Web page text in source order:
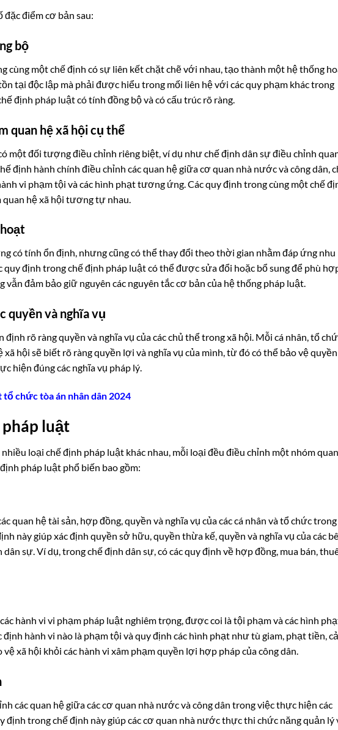
đặc điểm cơ bản sau:
bộ
cùng một chế định có sự liên kết chặt chẽ với nhau, tạo thành một hệ thống
tại độc lập mà phải được hiểu trong mối liên hệ với các quy phạm khác trong
định pháp luật có tính đồng bộ và có cấu trúc rõ ràng.
quan hệ xã hội cụ thể
một đối tượng điều chỉnh riêng biệt, ví dụ như chế định dân sự điều chỉnh
định hành chính điều chỉnh các quan hệ giữa cơ quan nhà nước và công dân,
vi phạm tội và các hình phạt tương ứng. Các quy định trong cùng một chế
hệ xã hội tương tự nhau.
có tính ổn định, nhưng cũng có thể thay đổi theo thời gian nhằm đáp ứng nhu
quy định trong chế định pháp luật có thể được sửa đổi hoặc bổ sung để phù
đảm bảo giữ nguyên các nguyên tắc cơ bản của hệ thống pháp luật.
quyền và nghĩa vụ
rõ ràng quyền và nghĩa vụ của các chủ thể trong xã hội. Mỗi cá nhân, tổ
xã hội sẽ biết rõ ràng quyền lợi và nghĩa vụ của mình, từ đó có thể bảo vệ
hiện đúng các nghĩa vụ pháp lý.
tổ chức tòa án nhân dân 2024
pháp luật
loại chế định pháp luật khác nhau, mỗi loại đều điều chỉnh một nhóm
pháp luật phổ biến bao gồm:
quan hệ tài sản, hợp đồng, quyền và nghĩa vụ của các cá nhân và tổ chức
này giúp xác định quyền sở hữu, quyền thừa kế, quyền và nghĩa vụ của các
dân sự. Ví dụ, trong chế định dân sự, có các quy định về hợp đồng, mua bán,
hành vi vi phạm pháp luật nghiêm trọng, được coi là tội phạm và các hình
hành vi nào là phạm tội và quy định các hình phạt như tù giam, phạt tiền,
vệ xã hội khỏi các hành vi xâm phạm quyền lợi hợp pháp của công dân.
các quan hệ giữa các cơ quan nhà nước và công dân trong việc thực hiện các
định trong chế định này giúp các cơ quan nhà nước thực thi chức năng quản lý